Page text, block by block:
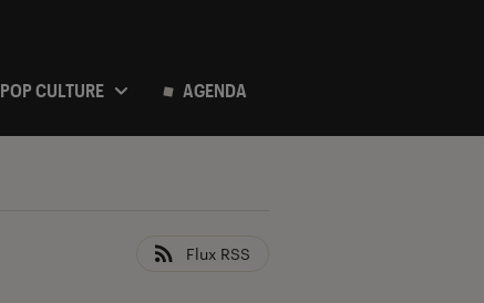
POP CULTURE AGENDA
Flux RSS